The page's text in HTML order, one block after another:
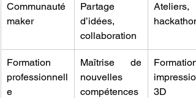
Communauté
maker
Partage
d’idées,
collaboration
Ateliers,
Formation
professionnell
e
Maîtrise de
nouvelles
compétences
impression
3D